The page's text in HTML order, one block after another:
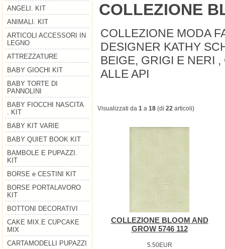
ANGELI. KIT
ANIMALI. KIT
ARTICOLI ACCESSORI IN
LEGNO
ATTREZZATURE
BABY GIOCHI KIT
BABY TORTE DI
PANNOLINI
BABY FIOCCHI NASCITA
. KIT
BABY KIT VARIE
BABY QUIET BOOK KIT
BAMBOLE E PUPAZZI.
KIT
BORSE e CESTINI KIT
BORSE PORTALAVORO
KIT
BOTTONI DECORATIVI
CAKE MIX.E CUPCAKE
MIX
CARTAMODELLI PUPAZZI
COLLEZIONE
COLLEZIONE MODA
DESIGNER KATHY
BEIGE, GRIGI E NERI
ALLE API
Visualizzati da1 a18 (di22 articoli)
COLLEZIONE BLOOM AND
GROW 5746 112
5.50EUR